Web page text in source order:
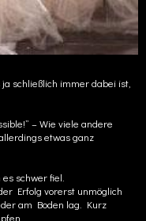
schließlich immer dabei ist,
– Wie viele andere
etwas ganz
schwer fiel.
Erfolg vorerst unmöglich
am Boden lag. Kurz